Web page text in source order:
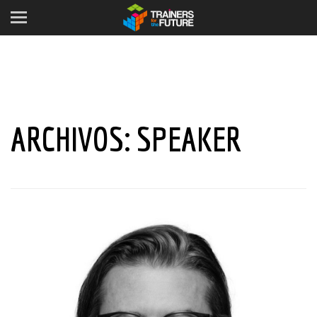
ARCHIVOS: SPEAKER